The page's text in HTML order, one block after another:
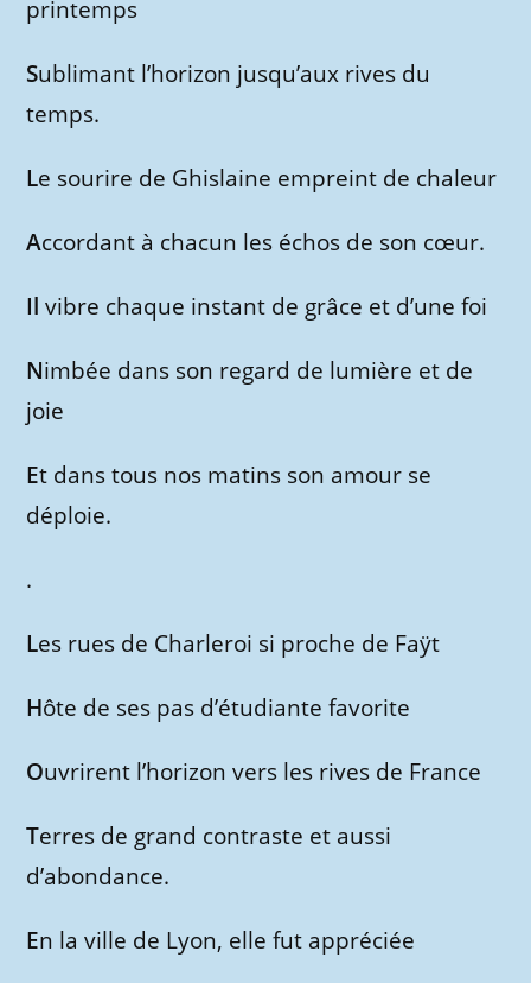
printemps
Sublimant l’horizon jusqu’aux rives du
temps.
Le sourire de Ghislaine empreint de chaleur
Accordant à chacun les échos de son cœur.
Il vibre chaque instant de grâce et d’une foi
Nimbée dans son regard de lumière et de
joie
Et dans tous nos matins son amour se
déploie.
.
Les rues de Charleroi si proche de Faÿt
Hôte de ses pas d’étudiante favorite
Ouvrirent l’horizon vers les rives de France
Terres de grand contraste et aussi
d’abondance.
En la ville de Lyon, elle fut appréciée